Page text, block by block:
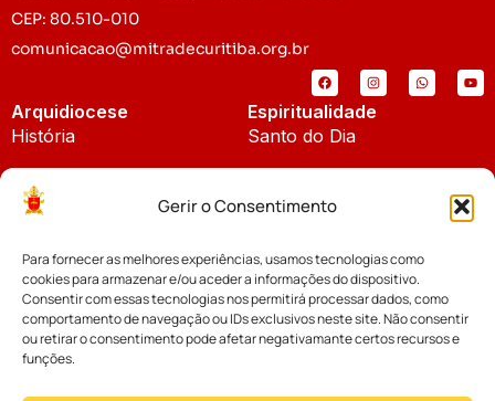
Gerir o Consentimento
Para fornecer as melhores experiências, usamos tecnologias como
cookies para armazenar e/ou aceder a informações do dispositivo.
Consentir com essas tecnologias nos permitirá processar dados, como
comportamento de navegação ou IDs exclusivos neste site. Não consentir
ou retirar o consentimento pode afetar negativamante certos recursos e
funções.
CEP: 80.510-010
comunicacao@mitradecuritiba.org.br
Arquidiocese
História
Padroeira
Espiritualidade
Santo do Dia
Notícias
Notícias da Arquidiocese
Notícias Cáritas
Cúria Diocesana
Fundo Diocesano